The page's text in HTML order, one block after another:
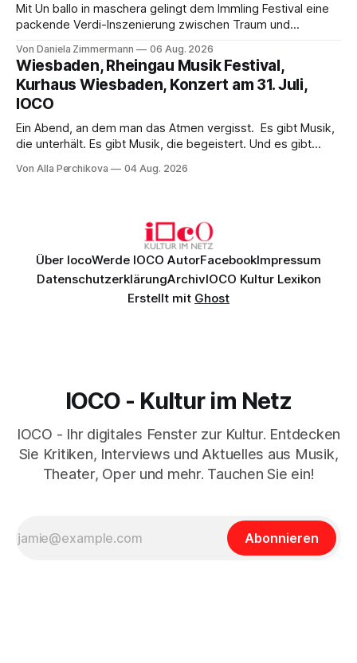
Mit Un ballo in maschera gelingt dem Immling Festival eine
packende Verdi-Inszenierung zwischen Traum und
psychologische Tiefe mit starken Bildern, getragen von
einem spielfreudigen Ensemble und einer musikalisch
überzeugenden Gesamtleistung.
Von Daniela Zimmermann 06 Aug. 2026
Wiesbaden, Rheingau Musik Festival,
Kurhaus Wiesbaden, Konzert am 31. Juli,
IOCO
Ein Abend, an dem man das Atmen vergisst. Es gibt Musik,
die unterhält. Es gibt Musik, die begeistert. Und es gibt
Genau so war der Abend im Kurhaus Wiesbaden, an dem
Von Alla Perchikova 04 Aug. 2026
Über IocoWerde IOCO AutorFacebookImpressum
DatenschutzerklärungArchivIOCO Kultur Lexikon
Erstellt mit Ghost
IOCO - Kultur im Netz
IOCO - Ihr digitales Fenster zur Kultur. Entdecken
Sie Kritiken, Interviews und Aktuelles aus Musik,
Theater, Oper und mehr. Tauchen Sie ein!
Abonnieren